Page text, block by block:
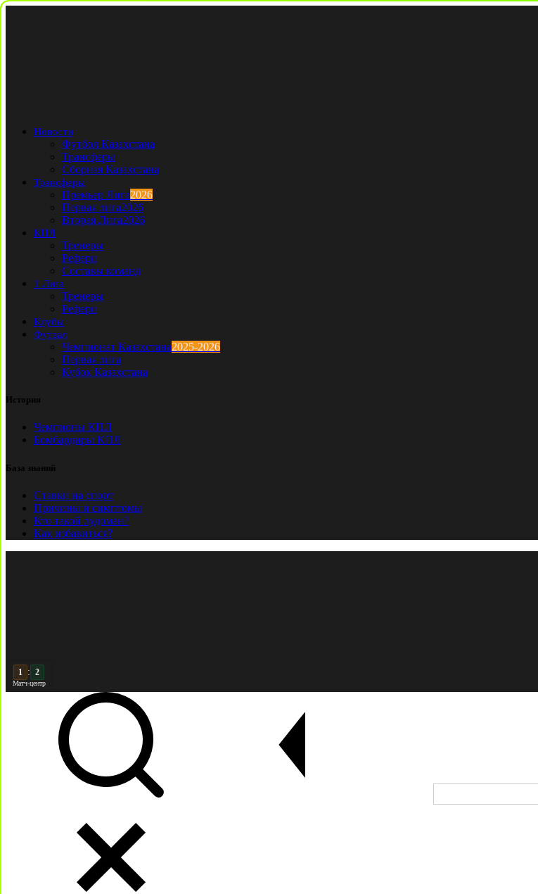
Новости
Футбол Казахстана
Трансферы
Сборная Казахстана
Трансферы
Премьер Лига2026
Первая лига2026
Вторая Лига2026
КПЛ
Тренеры
Рефери
Составы команд
1 Лига
Тренеры
Рефери
Клубы
Футзал
Чемпионат Казахстана2025-2026
Первая лига
Кубок Казахстана
История
Чемпионы КПЛ
Бомбардиры КПЛ
База знаний
Ставки на спорт
Причины и симптомы
Кто такой лудоман?
Как избавиться?
2 : 2
Матч-центр